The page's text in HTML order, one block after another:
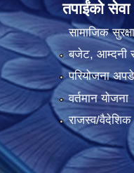
तपाईंको सेवा
सामाजिक सुरक्षा
बजेट, आम्दनी
परियोजना
वर्तमान योजना
राजस्व/वैदेशिक